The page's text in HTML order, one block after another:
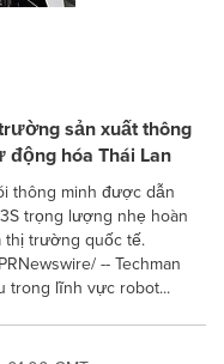
sản xuất thông
động hóa Thái Lan
thông minh được dẫn
trọng lượng nhẹ hoàn
trường quốc tế.
-- Techman
trong lĩnh vực robot...